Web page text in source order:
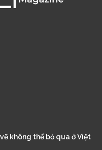
không thể bỏ qua ở Việt